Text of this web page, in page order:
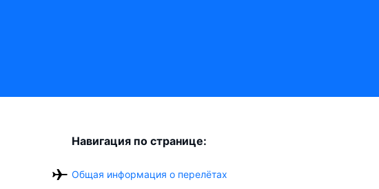
Навигация по странице:
Общая информация о перелётах